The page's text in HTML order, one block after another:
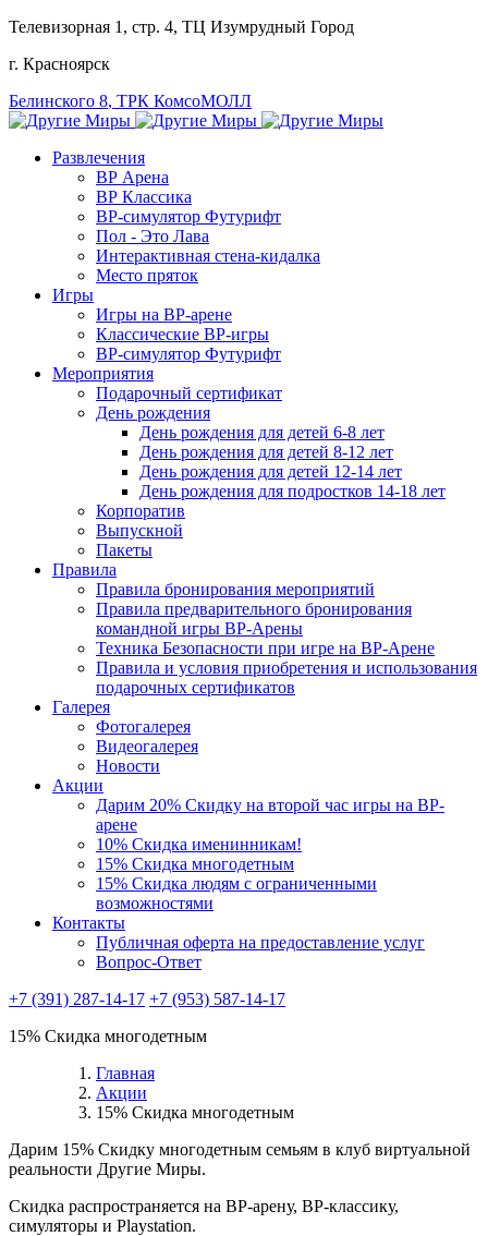
Телевизорная 1, стр. 4, ТЦ Изумрудный Город
г. Красноярск
Белинского 8, ТРК КомсоМОЛЛ
Развлечения
ВР Арена
ВР Классика
ВР-симулятор Футурифт
Пол - Это Лава
Интерактивная стена-кидалка
Место пряток
Игры
Игры на ВР-арене
Классические ВР-игры
ВР-симулятор Футурифт
Мероприятия
Подарочный сертификат
День рождения
День рождения для детей 6-8 лет
День рождения для детей 8-12 лет
День рождения для детей 12-14 лет
День рождения для подростков 14-18 лет
Корпоратив
Выпускной
Пакеты
Правила
Правила бронирования мероприятий
Правила предварительного бронирования
командной игры ВР-Арены
Техника Безопасности при игре на ВР-Арене
Правила и условия приобретения и использования
подарочных сертификатов
Галерея
Фотогалерея
Видеогалерея
Новости
Акции
Дарим 20% Скидку на второй час игры на ВР-
арене
10% Скидка именинникам!
15% Скидка многодетным
15% Скидка людям с ограниченными
возможностями
Контакты
Публичная оферта на предоставление услуг
Вопрос-Ответ
+7 (391) 287-14-17 +7 (953) 587-14-17
15% Скидка многодетным
Главная
Акции
15% Скидка многодетным
Дарим 15% Скидку многодетным семьям в клуб виртуальной
реальности Другие Миры.
Скидка распространяется на ВР-арену, ВР-классику,
симуляторы и Playstation.